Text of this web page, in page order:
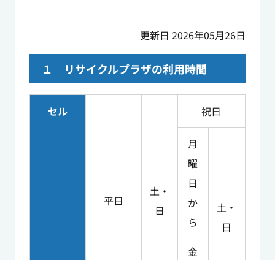
更新日 2026年05月26日
１ リサイクルプラザの利用時間
セル
平日
土・
日
祝日
月
曜
日
か
ら
金
土・
日